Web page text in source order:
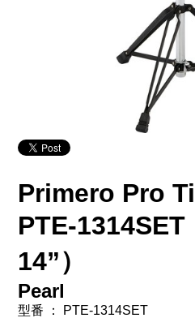
Primero Pro
PTE-1314SET
14”）
Pearl
型番 ： PTE-1314SET